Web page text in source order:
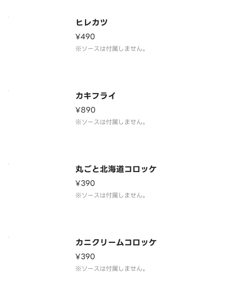
ヒレカツ
¥490
※ソースは付属しません。
カキフライ
¥890
丸ごと北海道コロッケ
¥390
カニクリームコロッケ
¥390